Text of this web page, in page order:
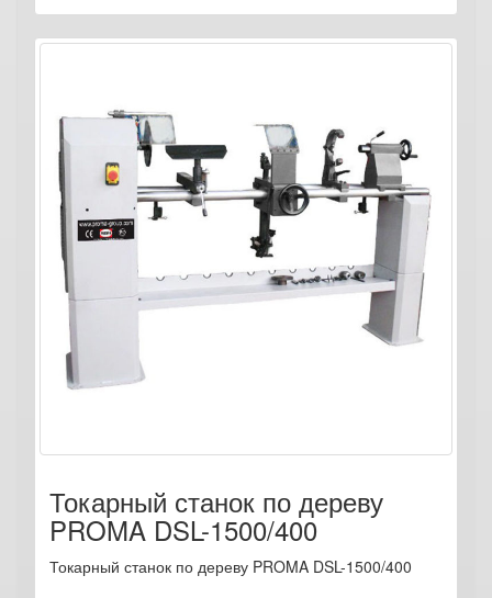
Токарный станок по дереву
PROMA DSL-1500/400
Токарный станок по дереву PROMA DSL-1500/400